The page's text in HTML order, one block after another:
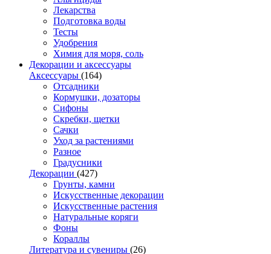
Лекарства
Подготовка воды
Тесты
Удобрения
Химия для моря, соль
Декорации и аксессуары
Аксессуары (164)
Отсадники
Кормушки, дозаторы
Сифоны
Скребки, щетки
Сачки
Уход за растениями
Разное
Градусники
Декорации (427)
Грунты, камни
Искусственные декорации
Искусственные растения
Натуральные коряги
Фоны
Кораллы
Литература и сувениры (26)